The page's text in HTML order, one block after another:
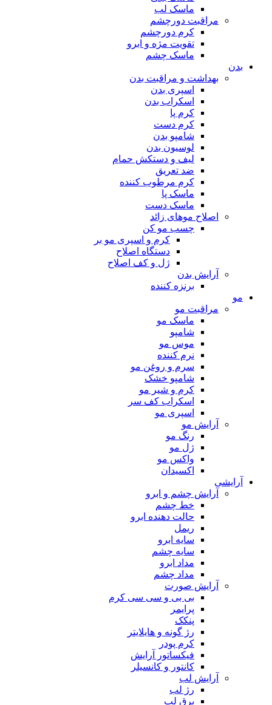
ماسک لب
مراقبت دورچشم
کرم دورچشم
تقویت مژه و ابرو
ماسک چشم
بدن
بهداشت و مراقبت بدن
اسپری بدن
اسکراب بدن
کرم پا
کرم دست
شامپو بدن
لوسیون بدن
لیف و دستکش حمام
ضد تعریق
کرم مرطوب کننده
ماسک پا
ماسک دست
اصلاح موهای زائد
چسب مو کن
کرم و اسپری مو بر
دستگاه اصلاح
ژل و کف اصلاح
آرایش بدن
برنزه کننده
مو
مراقبت مو
ماسک مو
شامپو
موس مو
نرم کننده
سرم و روغن مو
شامپو خشک
کرم و شیر مو
اسکراب کف سر
اسپری مو
آرایش مو
رنگ مو
ژل مو
واکس مو
اکسیدان
آرایشی
آرایش چشم و ابرو
خط چشم
حالت دهنده ابرو
ریمل
سایه ابرو
سایه چشم
مداد ابرو
مداد چشم
آرایش صورت
بی بی و سی سی کرم
پرایمر
پنکک
رژ گونه و هایلایتر
کرم پودر
فیکساتور آرایش
کانتور و کانسیلر
آرایش لب
رژ لب
برق لب